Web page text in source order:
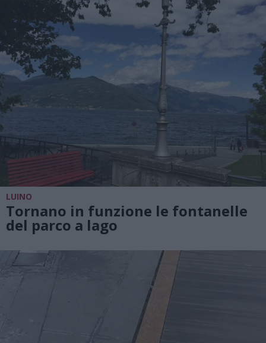
LUINO
Tornano in funzione le fontanelle
del parco a lago